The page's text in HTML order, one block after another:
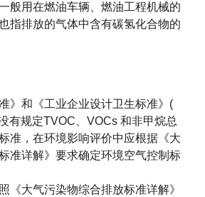
般用在燃油车辆、燃油工程机械的
指排放的气体中含有碳氢化合物的
》和《工业企业设计卫生标准》(
有规定TVOC、VOCs 和非甲烷总
准，在环境影响评价中应根据《大
准详解》要求确定环境空气控制标
《大气污染物综合排放标准详解》